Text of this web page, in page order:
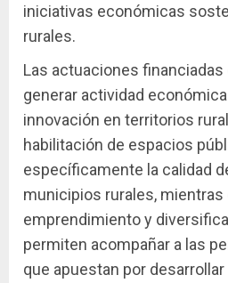
iniciativas económicas
rurales.
Las actuaciones
generar actividad
innovación en territorios
habilitación de espacios
específicamente la calidad
municipios rurales, mientras
emprendimiento y
permiten acompañar a las
que apuestan por